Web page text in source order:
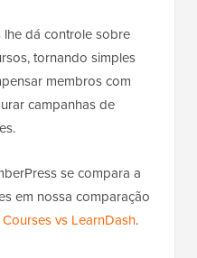
dá controle sobre
tornando simples
membros com
campanhas de
se compara a
em nossa comparação
vs LearnDash.